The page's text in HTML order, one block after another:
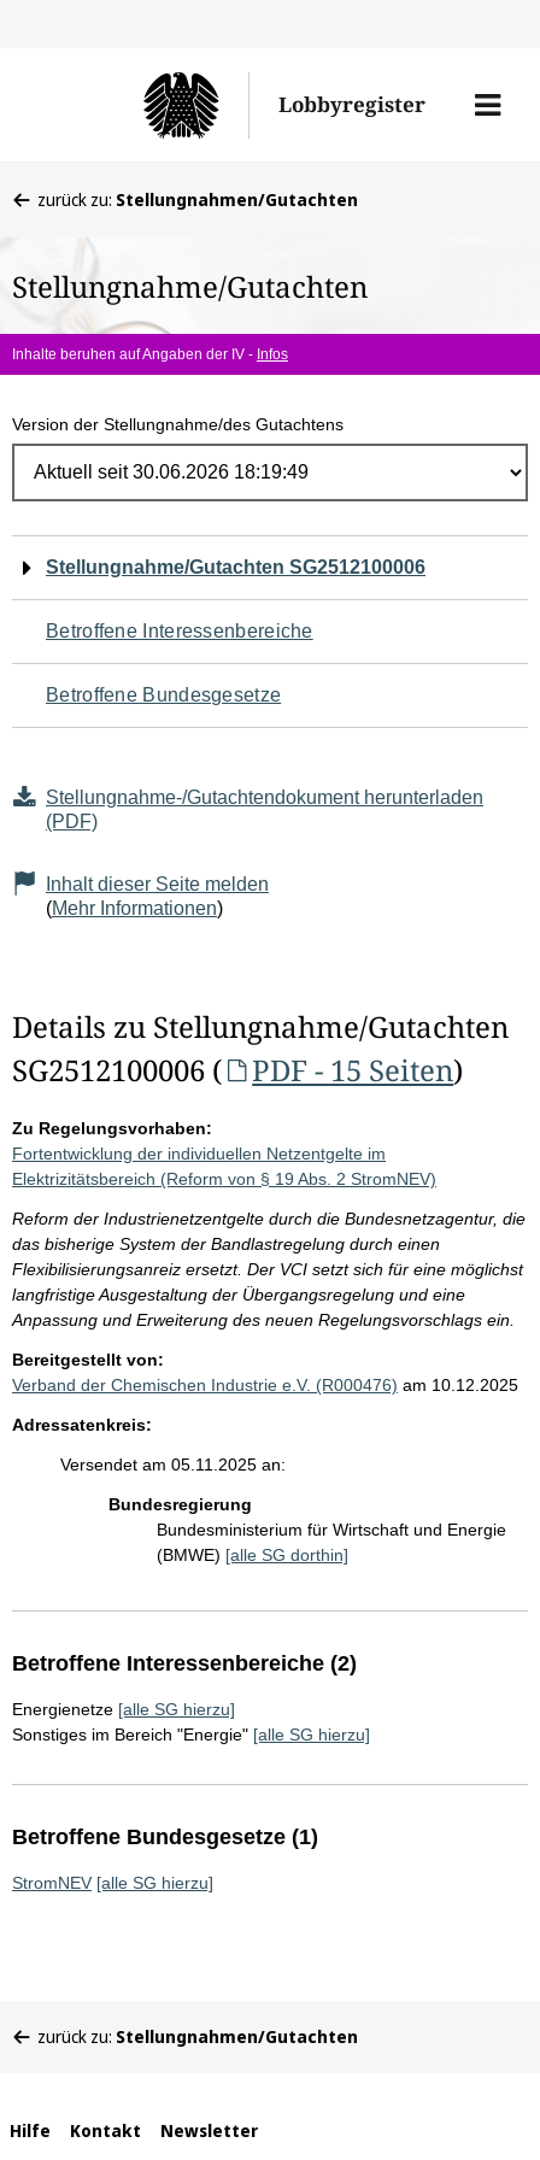
Lobbyregister
Menü
befinden
hier:
zurück zu: Stellungnahmen/Gutachten
Stellungnahme/Gutachten
Inhalte beruhen auf Angaben der IV - Infos
Version der Stellungnahme/des Gutachtens
Navigation
für
den
Seiteninhalt
Stellungnahme/Gutachten SG2512100006
Betroffene Interessenbereiche
Betroffene Bundesgesetze
Stellungnahme-/Gutachtendokument herunterladen
(PDF)
Inhalt dieser Seite melden
(Mehr Informationen)
Details zu Stellungnahme/Gutachten
SG2512100006 (
PDF - 15 Seiten)
Zu Regelungsvorhaben:
Fortentwicklung der individuellen Netzentgelte im
Elektrizitätsbereich (Reform von § 19 Abs. 2 StromNEV)
Reform der Industrienetzentgelte durch die Bundesnetzagentur, die
das bisherige System der Bandlastregelung durch einen
Flexibilisierungsanreiz ersetzt. Der VCI setzt sich für eine möglichst
langfristige Ausgestaltung der Übergangsregelung und eine
Anpassung und Erweiterung des neuen Regelungsvorschlags ein.
Bereitgestellt von:
Verband der Chemischen Industrie e.V. (R000476) am 10.12.2025
Adressatenkreis:
Versendet am 05.11.2025 an:
Bundesregierung
Bundesministerium für Wirtschaft und Energie
(BMWE) [alle SG dorthin]
Betroffene Interessenbereiche (2)
Energienetze [alle SG hierzu]
Sonstiges im Bereich "Energie" [alle SG hierzu]
Betroffene Bundesgesetze (1)
StromNEV [alle SG hierzu]
befinden
zurück zu: Stellungnahmen/Gutachten
Interne
Hilfe Kontakt Newsletter